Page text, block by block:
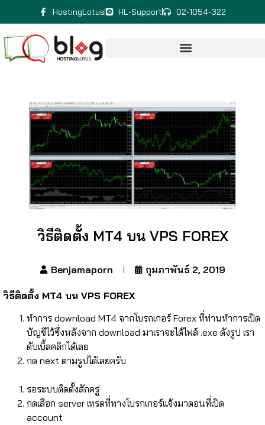
HostingLotus HL-Support 02-1054-322
วิธีติดตั้ง MT4 บน VPS FOREX
Benjamaporn กุมภาพันธ์ 2, 2019
วิธีติดตั้ง MT4 บน VPS FOREX
ทำการ download MT4 จากโบรกเกอร์ Forex ที่ท่านทำการเปิด
บัญชีไว้ซึ่งหลังจาก download มาเราจะได้ไฟล์ .exe ดังรูป เรา
ดับเบิ้ลคลิกได้เลย
กด next ตามรูปได้เลยครับ
รอระบบติดตั้งสักครู่
กดเลือก server เทรดที่ทางโบรกเกอร์แจ้งมาตอนที่เปิด
account